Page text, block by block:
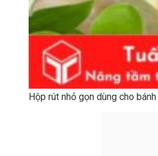
Hộp rút nhỏ gọn dùng cho